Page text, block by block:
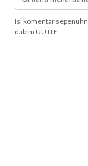
Isi komentar
dalam UU ITE